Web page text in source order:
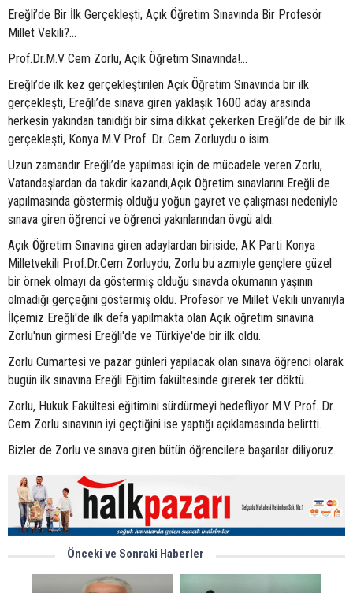
Ereğli’de Bir İlk Gerçekleşti, Açık Öğretim Sınavında Bir Profesör
Millet Vekili?...
Prof.Dr.M.V Cem Zorlu, Açık Öğretim Sınavında!...
Ereğli’de ilk kez gerçekleştirilen Açık Öğretim Sınavında bir ilk
gerçekleşti, Ereğli’de sınava giren yaklaşık 1600 aday arasında
herkesin yakından tanıdığı bir sima dikkat çekerken Ereğli’de de bir ilk
gerçekleşti, Konya M.V Prof. Dr. Cem Zorluydu o isim.
Uzun zamandır Ereğli’de yapılması için de mücadele veren Zorlu,
Vatandaşlardan da takdir kazandı,Açık Öğretim sınavlarını Ereğli de
yapılmasında göstermiş olduğu yoğun gayret ve çalışması nedeniyle
sınava giren öğrenci ve öğrenci yakınlarından övgü aldı.
Açık Öğretim Sınavına giren adaylardan biriside, AK Parti Konya
Milletvekili Prof.Dr.Cem Zorluydu, Zorlu bu azmiyle gençlere güzel
bir örnek olmayı da göstermiş olduğu sınavda okumanın yaşının
olmadığı gerçeğini göstermiş oldu. Profesör ve Millet Vekili ünvanıyla
İlçemiz Ereğli'de ilk defa yapılmakta olan Açık öğretim sınavına
Zorlu'nun girmesi Ereğli'de ve Türkiye'de bir ilk oldu.
Zorlu Cumartesi ve pazar günleri yapılacak olan sınava öğrenci olarak
bugün ilk sınavına Ereğli Eğitim fakültesinde girerek ter döktü.
Zorlu, Hukuk Fakültesi eğitimini sürdürmeyi hedefliyor M.V Prof. Dr.
Cem Zorlu sınavının iyi geçtiğini ise yaptığı açıklamasında belirtti.
Bizler de Zorlu ve sınava giren bütün öğrencilere başarılar diliyoruz.
Önceki ve Sonraki Haberler